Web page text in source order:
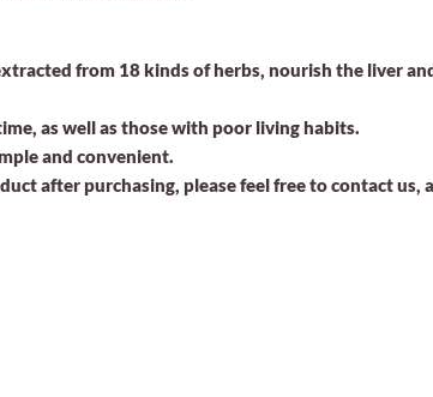
from 18 kinds of herbs, nourish the liver
as well as those with poor living habits.
and convenient.
after purchasing, please feel free to contact us,